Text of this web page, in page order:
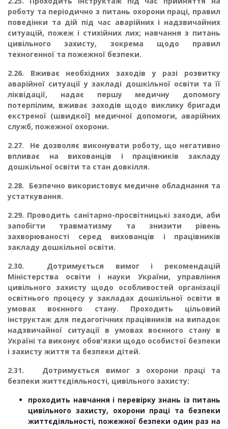
роботу та періодично з питань охоро­ни праці, правил
поведінки та дій під час аварійних і надзвичайних
ситуацій, пожеж і стихій­них лих; навчання з питань
цивільного захисту, зокрема щодо правил
техногенної та пожеж­ної безпеки.
2.26. Вживає необхідних заходів у разі розвитку
аварійної ситуації у закладі дошкільної освіти та її
ліквідації, надає першу медичну допомогу
потерпілим, вживає заходів щодо ви­клику бригади
екстреної (швидкої] медичної допомоги, аварійних
служб, пожежної охорони.
2.27. Не дозволяє виконувати роботу, що негативно
впливає на вихованців і працівни­ків закладу
дошкільної освіти та стан довкілля.
2.28. Безпечно використовує медичне обладнання та
устаткування.
2.29. Проводить санітарно-просвітницькі заходи, аби
запобігти травматизму та знизи­ти рівень
захворюваності серед вихованців і працівників
закладу дошкільної освіти.
2.30. Дотримується вимог і рекомендацій
Міністерства освіти і науки України, управління
цивільного захисту щодо особливостей організації
освітнього процесу у закладах дошкільної освіти в
умовах воєнного стану. Проходить цільовий
інструктаж для педагогічних працівників на випадок
надзвичайної ситуації в умовах воєнного стану в
Україні та виконує обов'язки щодо особистої безпеки
і захисту життя та безпеки дітей.
2.31. Дотримується вимог з охорони праці та
безпеки життєдіяльності, цивільного захисту:
проходить навчання і перевірку знань із питань
цивільного захисту, охорони праці та безпеки
життєдіяльності, пожежної безпеки один раз на